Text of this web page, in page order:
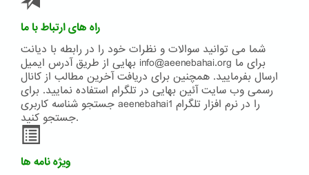
راه های ارتباط با ما
شما می توانید سوالات و نظرات خود را در رابطه با دیانت
بهایی از طریق آدرس ایمیل info@aeenebahai.org برای ما
ارسال بفرمایید. همچنین برای دریافت آخرین مطالب از کانال
رسمی وب سایت آئین بهایی در تلگرام استفاده نمایید. برای
جستجو شناسه کاربری aeenebahai1 را در نرم افزار تلگرام
جستجو کنید.
ویژه نامه ها